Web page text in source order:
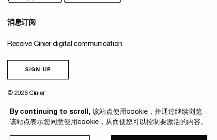
消息订阅
Receive Cinier digital communication
SIGN UP
© 2026 Cinier
By continuing to scroll, 该站点使用cookie，并通过继续浏览
该站点表示您同意使用cookie，从而使您可以控制要激活的内容。